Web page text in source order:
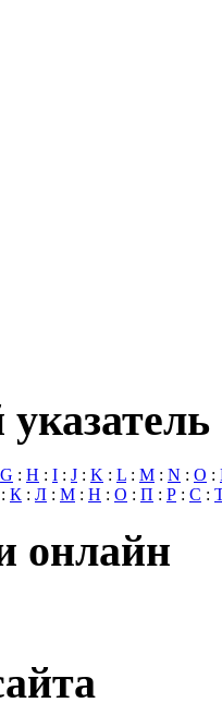
G : H : I : J : K : L : M : N : O :
: К : Л : М : Н : О : П : Р : С :
онлайн